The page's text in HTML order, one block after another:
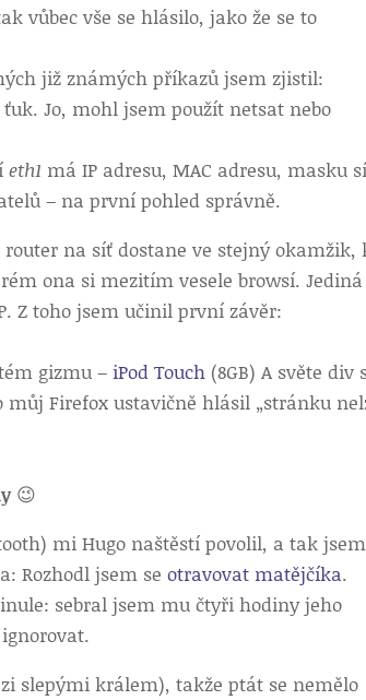
vůbec vše se hlásilo, jako že se to
již známých příkazů jsem zjistil:
Jo, mohl jsem použít netsat nebo
eth1 má IP adresu, MAC adresu, masku
– na první pohled správně.
na síť dostane ve stejný okamžik,
ona si mezitím vesele browsí. Jediná
Z toho jsem učinil první závěr:
gizmu – iPod Touch (8GB) A světe div
Firefox ustavičně hlásil „stránku
😉
mi Hugo naštěstí povolil, a tak
Rozhodl jsem seotravovat matějčíka.
sebral jsem mu čtyři hodiny jeho
slepými králem), takže ptát se nemělo